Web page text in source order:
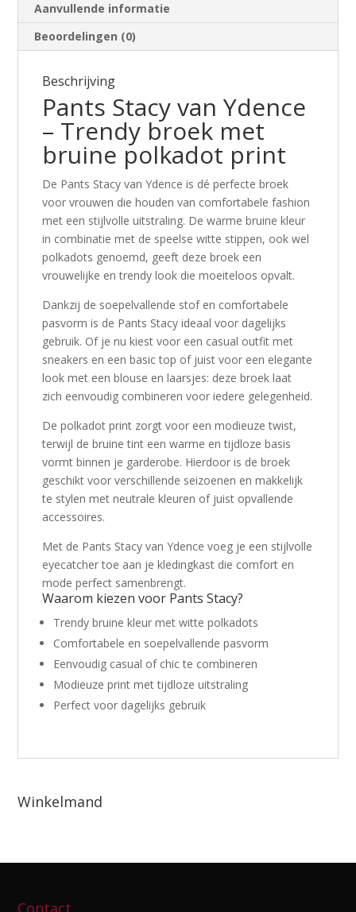
Aanvullende informatie
Beoordelingen (0)
Beschrijving
Pants Stacy vanYdence
– Trendy broek met
bruine polkadot print
De Pants Stacy vanYdence is dé perfecte broek
voor vrouwen die houden van comfortabele fashion
met een stijlvolle uitstraling. De warme bruine kleur
in combinatie met de speelse witte stippen, ook wel
polkadots genoemd, geeft deze broek een
vrouwelijke en trendy look die moeiteloos opvalt.
Dankzij de soepelvallende stof en comfortabele
pasvorm is de Pants Stacy ideaal voor dagelijks
gebruik. Of je nu kiest voor een casual outfit met
sneakers en een basic top of juist voor een elegante
look met een blouse en laarsjes: deze broek laat
zich eenvoudig combineren voor iedere gelegenheid.
De polkadot print zorgt voor een modieuze twist,
terwijl de bruine tint een warme en tijdloze basis
vormt binnen je garderobe. Hierdoor is de broek
geschikt voor verschillende seizoenen en makkelijk
te stylen met neutrale kleuren of juist opvallende
accessoires.
Met de Pants Stacy vanYdence voeg je een stijlvolle
eyecatcher toe aan je kledingkast die comfort en
mode perfect samenbrengt.
Waarom kiezen voor Pants Stacy?
Trendy bruine kleur met witte polkadots
Comfortabele en soepelvallende pasvorm
Eenvoudig casual of chic te combineren
Modieuze print met tijdloze uitstraling
Perfect voor dagelijks gebruik
Winkelmand